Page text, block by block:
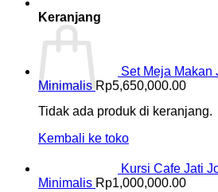
Keranjang
Tidak ada produk di keranjang.
Kembali ke toko
Set Meja Makan
Minimalis Rp5,650,000.00
Kursi Cafe Jati
Minimalis Rp1,000,000.00